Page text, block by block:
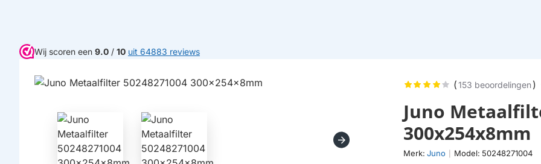
Wij scoren een 9.0 / 10 uit 64883 reviews
Juno
300x254x8mm
Merk: Juno Model: 50248271004
(153 beoordelingen)